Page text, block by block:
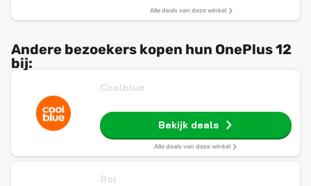
Alle deals van deze winkel
Andere bezoekers kopen hun OnePlus 12
bij:
Coolblue
Bekijk deals
Alle deals van deze winkel
Bol